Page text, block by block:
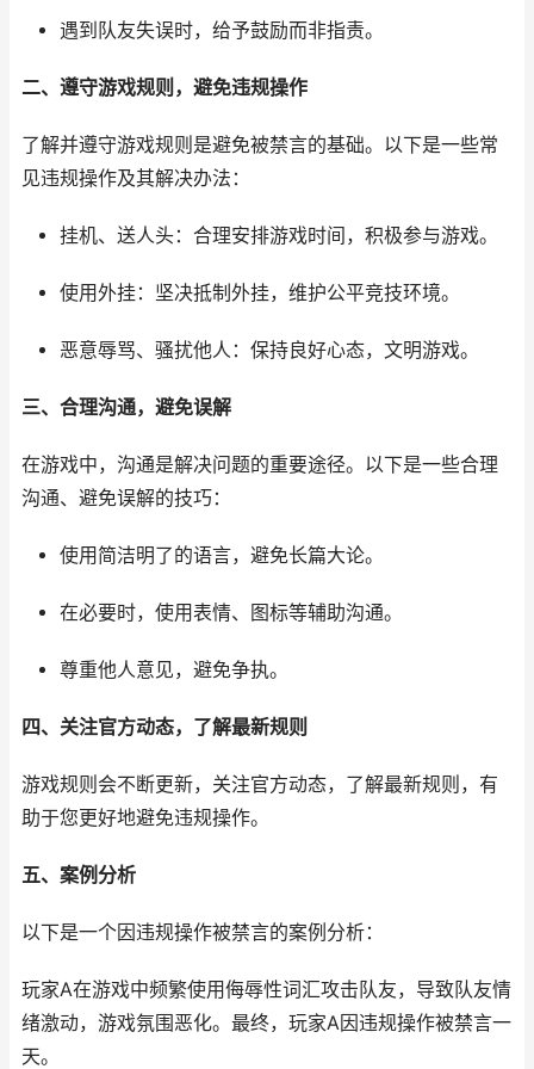
遇到队友失误时，给予鼓励而非指责。
二、遵守游戏规则，避免违规操作
了解并遵守游戏规则是避免被禁言的基础。以下是一些常
见违规操作及其解决办法：
挂机、送人头：合理安排游戏时间，积极参与游戏。
使用外挂：坚决抵制外挂，维护公平竞技环境。
恶意辱骂、骚扰他人：保持良好心态，文明游戏。
三、合理沟通，避免误解
在游戏中，沟通是解决问题的重要途径。以下是一些合理
沟通、避免误解的技巧：
使用简洁明了的语言，避免长篇大论。
在必要时，使用表情、图标等辅助沟通。
尊重他人意见，避免争执。
四、关注官方动态，了解最新规则
游戏规则会不断更新，关注官方动态，了解最新规则，有
助于您更好地避免违规操作。
五、案例分析
以下是一个因违规操作被禁言的案例分析：
玩家A在游戏中频繁使用侮辱性词汇攻击队友，导致队友情
绪激动，游戏氛围恶化。最终，玩家A因违规操作被禁言一
天。